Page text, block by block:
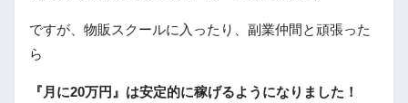
ですが、物販スクールに入ったり、副業仲間と頑張った
ら
『月に20万円』は安定的に稼げるようになりました！